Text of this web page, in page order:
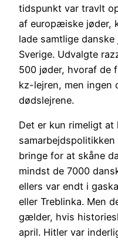
tidspunkt var travlt
af europæiske jøder,
lade samtlige
Sverige. Udvalgte
500 jøder, hvoraf de
kz-lejren, men ingen
dødslejrene.
Det er kun rimeligt at
bringe for at skåne
mindst de 7000
ellers var endt i
eller Treblinka. Men
gælder, hvis
april. Hitler var